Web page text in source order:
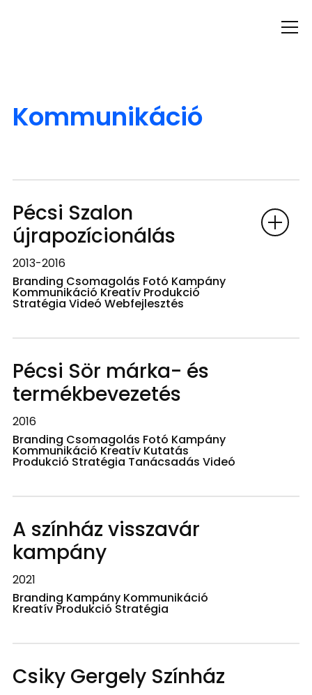
Info
Kommunikáció
Pécsi Szalon
újrapozícionálás
2013-2016
Branding Csomagolás Fotó Kampány
Kommunikáció Kreatív Produkció
Stratégia Videó Webfejlesztés
Pécsi Sör márka- és
termékbevezetés
2016
Branding Csomagolás Fotó Kampány
Kommunikáció Kreatív Kutatás
Produkció Stratégia Tanácsadás Videó
A színház visszavár
kampány
2021
Branding Kampány Kommunikáció
Kreatív Produkció Stratégia
Csiky Gergely Színház